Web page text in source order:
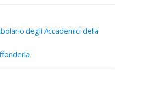
degli Accademici della